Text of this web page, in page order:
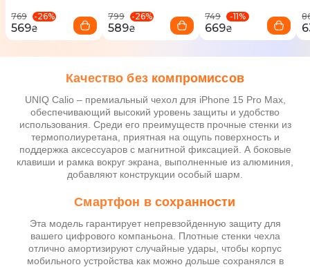
769 -26%
569₴
799 -26%
589₴
749 -11%
669₴
Качество без компромиссов
UNIQ Calio – премиальный чехол для iPhone 15 Pro Max,
обеспечивающий высокий уровень защиты и удобство
использования. Среди его преимуществ прочные стенки из
термополиуретана, приятная на ощупь поверхность и
поддержка аксессуаров с магнитной фиксацией. А боковые
клавиши и рамка вокруг экрана, выполненные из алюминия,
добавляют конструкции особый шарм.
Смартфон в сохранности
Эта модель гарантирует непревзойденную защиту для
вашего цифрового компаньона. Плотные стенки чехла
отлично амортизируют случайные удары, чтобы корпус
мобильного устройства как можно дольше сохранялся в